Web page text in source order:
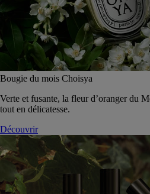
Bougie du mois Choisya
Verte et fusante, la fleur d’oranger du
tout en délicatesse.
Découvrir